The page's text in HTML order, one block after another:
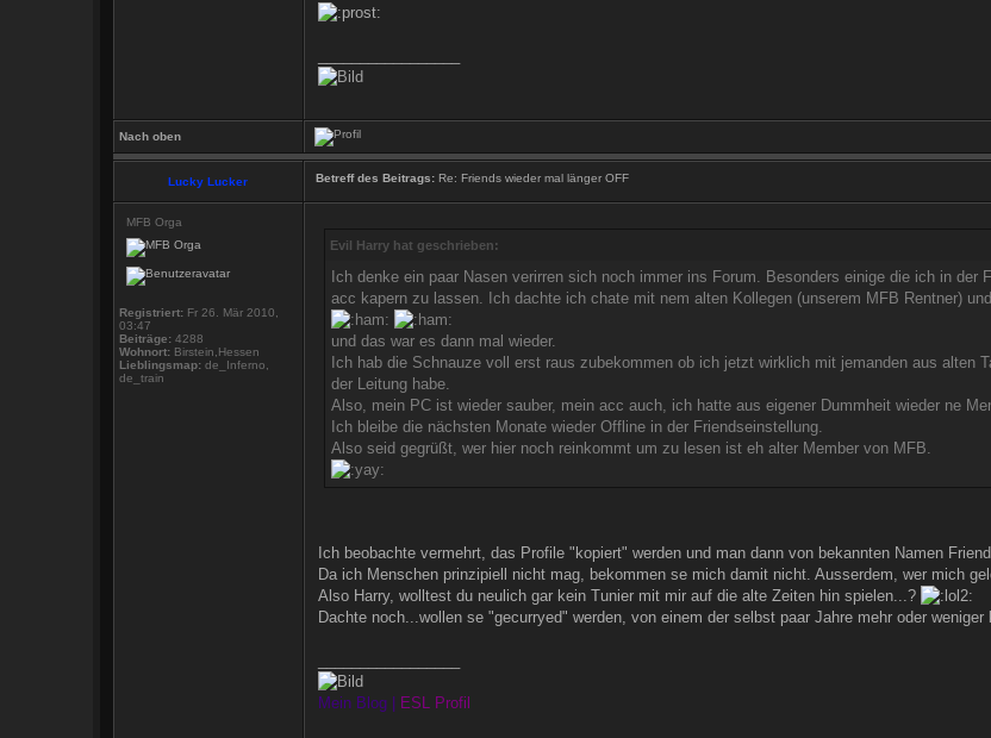
Nach oben
Lucky Lucker Betreff des Beitrags:Re: Friends wieder mal länger OFF
MFB Orga
Registriert:Fr 26. Mär 2010,
03:47
Beiträge:4288
Wohnort:Birstein,Hessen
Lieblingsmap:de_Inferno,
de_train
Evil Harry hat geschrieben:
Ich denke ein paar Nasen verirren sich noch immer ins Forum. Besonders einige die ich in
acc kapern zu lassen. Ich dachte ich chate mit nem alten Kollegen (unserem MFB Rentner)
und das war es dann mal wieder.
Ich hab die Schnauze voll erst raus zubekommen ob ich jetzt wirklich mit jemanden aus alten
der Leitung habe.
Also, mein PC ist wieder sauber, mein acc auch, ich hatte aus eigener Dummheit wieder ne
Ich bleibe die nächsten Monate wieder Offline in der Friendseinstellung.
Also seid gegrüßt, wer hier noch reinkommt um zu lesen ist eh alter Member von MFB.
Ich beobachte vermehrt, das Profile "kopiert" werden und man dann von bekannten Namen
Da ich Menschen prinzipiell nicht mag, bekommen se mich damit nicht. Ausserdem, wer mich
Also Harry, wolltest du neulich gar kein Tunier mit mir auf die alte Zeiten hin spielen...?
Dachte noch...wollen se "gecurryed" werden, von einem der selbst paar Jahre mehr oder weniger
Mein Blog ESL Profil